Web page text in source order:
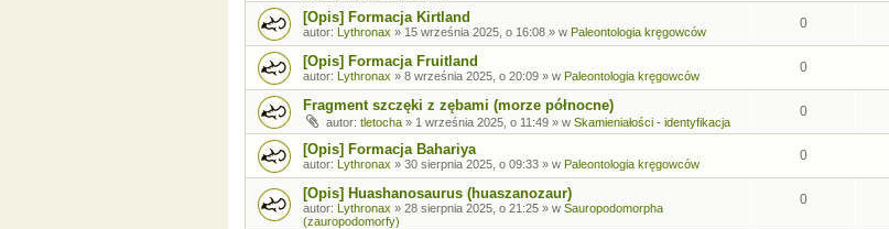
[Opis] Formacja Kirtland
autor: Lythronax » 15 września 2025, o 16:08 » w Paleontologia kręgowców
0
[Opis] Formacja Fruitland
autor: Lythronax » 8 września 2025, o 20:09 » w Paleontologia kręgowców
0
Fragment szczęki z zębami (morze północne)
autor: tletocha » 1 września 2025, o 11:49 » w Skamieniałości - identyfikacja
0
[Opis] Formacja Bahariya
autor: Lythronax » 30 sierpnia 2025, o 09:33 » w Paleontologia kręgowców
0
[Opis] Huashanosaurus (huaszanozaur)
autor: Lythronax » 28 sierpnia 2025, o 21:25 » w Sauropodomorpha
(zauropodomorfy)
0